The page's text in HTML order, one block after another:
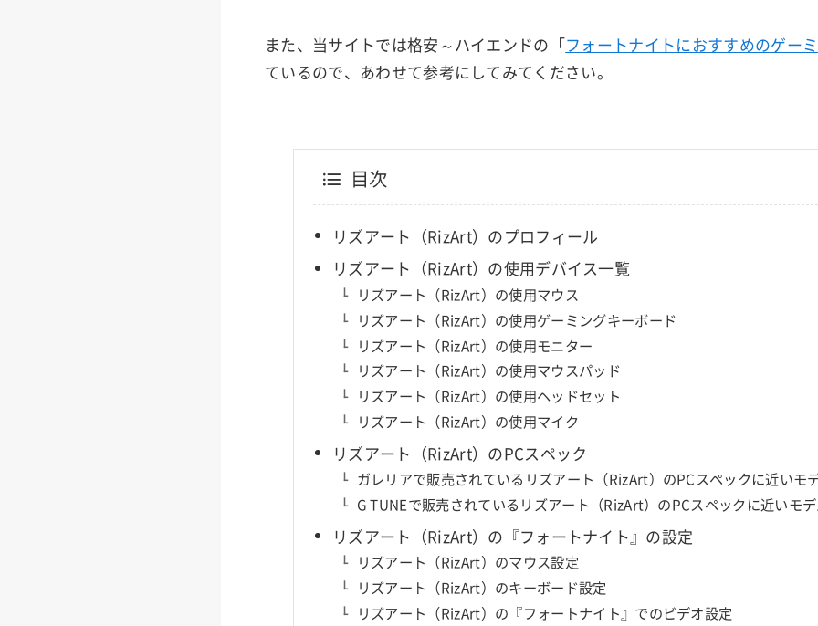
また、当サイトでは格安～ハイエンドの「 フォートナイトにおすすめのゲー
ているので、あわせて参考にしてみてください。
目次
リズアート（RizArt）のプロフィール
リズアート（RizArt）の使用デバイス一覧
リズアート（RizArt）の使用マウス
リズアート（RizArt）の使用ゲーミングキーボード
リズアート（RizArt）の使用モニター
リズアート（RizArt）の使用マウスパッド
リズアート（RizArt）の使用ヘッドセット
リズアート（RizArt）の使用マイク
リズアート（RizArt）のPCスペック
ガレリアで販売されているリズアート（RizArt）のPCスペックに近いモ
G TUNEで販売されているリズアート（RizArt）のPCスペックに近いモ
リズアート（RizArt）の『フォートナイト』の設定
リズアート（RizArt）のマウス設定
リズアート（RizArt）のキーボード設定
リズアート（RizArt）の『フォートナイト』でのビデオ設定